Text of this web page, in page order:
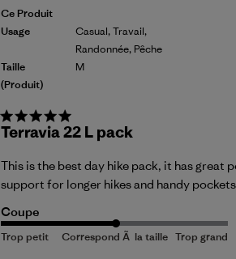
Ce Produit
Usage
Taille
(produit)
Casual, Travail,
Randonnée, Pêche
M
Terravia 22 L pack
This is the best day hike pack, it has
support for longer hikes and handy
Coupe